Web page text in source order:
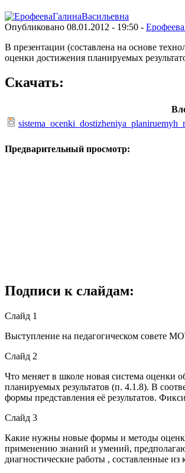
Опубликовано 08.01.2012 - 19:50 -
В презентации (составлена на основе
оценки достижения планируемых
Скачать:
Предварительный просмотр:
Подписи к слайдам:
Слайд 1
Выступление на педагогическом совете
Слайд 2
Что меняет в школе новая система оценки
планируемых результатов (п. 4.1.8). В
формы представления её результатов.
Слайд 3
Какие нужны новые формы и методы
применению знаний и умений,
диагностические работы , составленные